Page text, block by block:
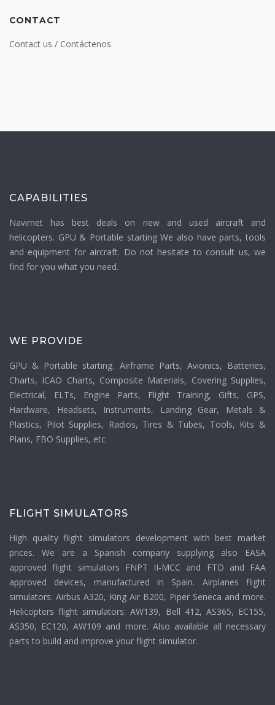
CONTACT
Contact us / Contáctenos
CAPABILITIES
Navirnet has best deals on new and used aircraft and
helicopters. GPU & Portable starting We also have parts, tools
and equipment for aircraft. Do not hesitate to consult us, we
find for you what you need.
WE PROVIDE
GPU & Portable starting. Airframe Parts, Avionics, Batteries,
Charts, ICAO Charts, Composite Materials, Covering Supplies,
Electrical, ELTs, Engine Parts, Flight Training, Gifts, GPS,
Hardware, Headsets, Instruments, Landing Gear, Metals &
Plastics, Pilot Supplies, Radios, Tires & Tubes, Tools, Kits &
Plans, FBO Supplies, etc
FLIGHT SIMULATORS
High quality flight simulators development with best market
prices. We are a Spanish company supplying also EASA
approved flight simulators FNPT II-MCC and FTD and FAA
approved devices, manufactured in Spain. Airplanes flight
simulators: Airbus A320, King Air B200, Piper Seneca and more.
Helicopters flight simulators: AW139, Bell 412, AS365, EC155,
AS350, EC120, AW109 and more. Also available all necessary
parts to build and improve your flight simulator.